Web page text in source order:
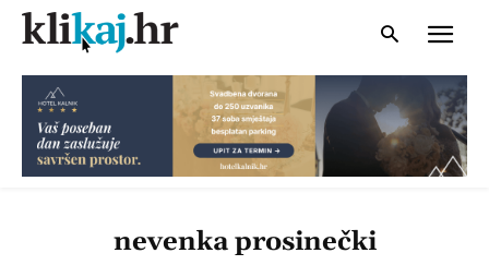
nevenka prosinečki